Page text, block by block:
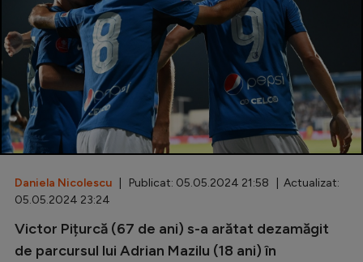
U21
Fotbal feminin
Special
Diverse
Inedit
Champions League
Daniela Nicolescu | Publicat: 05.05.2024 21:58 | Actualizat:
05.05.2024 23:24
Victor Pițurcă (67 de ani) s-a arătat dezamăgit
de parcursul lui Adrian Mazilu (18 ani) în